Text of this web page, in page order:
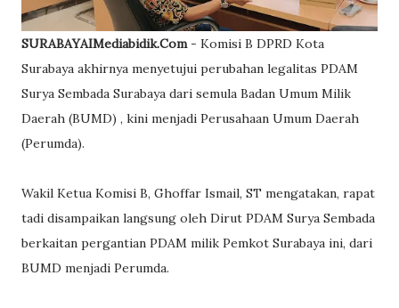
SURABAYAIMediabidik.Com- Komisi B DPRD Kota
Surabaya akhirnya menyetujui perubahan legalitas PDAM
Surya Sembada Surabaya dari semula Badan Umum Milik
Daerah (BUMD) , kini menjadi Perusahaan Umum Daerah
(Perumda).
Wakil Ketua Komisi B, Ghoffar Ismail, ST mengatakan, rapat
tadi disampaikan langsung oleh Dirut PDAM Surya Sembada
berkaitan pergantian PDAM milik Pemkot Surabaya ini, dari
BUMD menjadi Perumda.